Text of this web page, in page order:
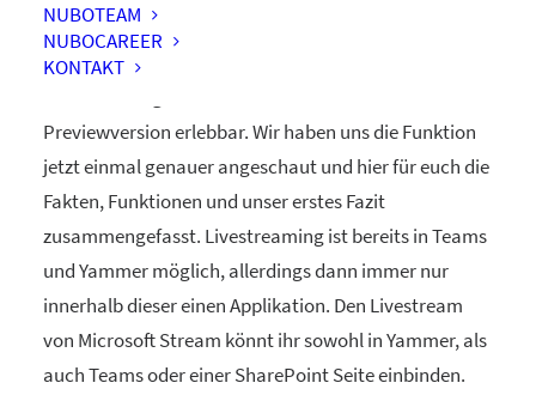
NUBOTEAM
NUBOCAREER
KONTAKT
Bereits seit dem dritten Quartal 2018 ist das
Previewversion erlebbar. Wir haben uns die Funktion
jetzt einmal genauer angeschaut und hier für euch die
Fakten, Funktionen und unser erstes Fazit
zusammengefasst. Livestreaming ist bereits in Teams
und Yammer möglich, allerdings dann immer nur
innerhalb dieser einen Applikation. Den Livestream
von Microsoft Stream könnt ihr sowohl in Yammer, als
auch Teams oder einer SharePoint Seite einbinden.